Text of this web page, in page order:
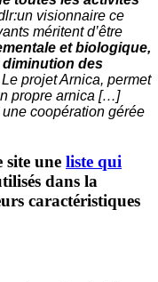
visionnaire ce
méritent d’être
et biologique,
diminution des
Le projet Arnica, permet
propre arnica […]
coopération gérée
site une liste qui
dans la
caractéristiques